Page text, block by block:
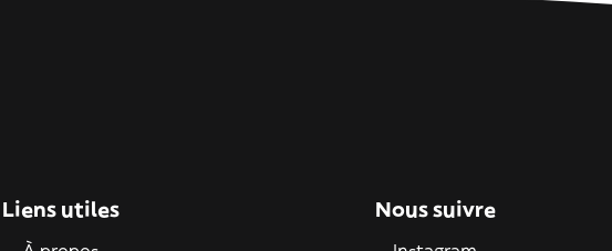
Liens utiles Nous suivre